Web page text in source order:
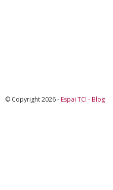
© Copyright 2026 - Espai TCI - Blog